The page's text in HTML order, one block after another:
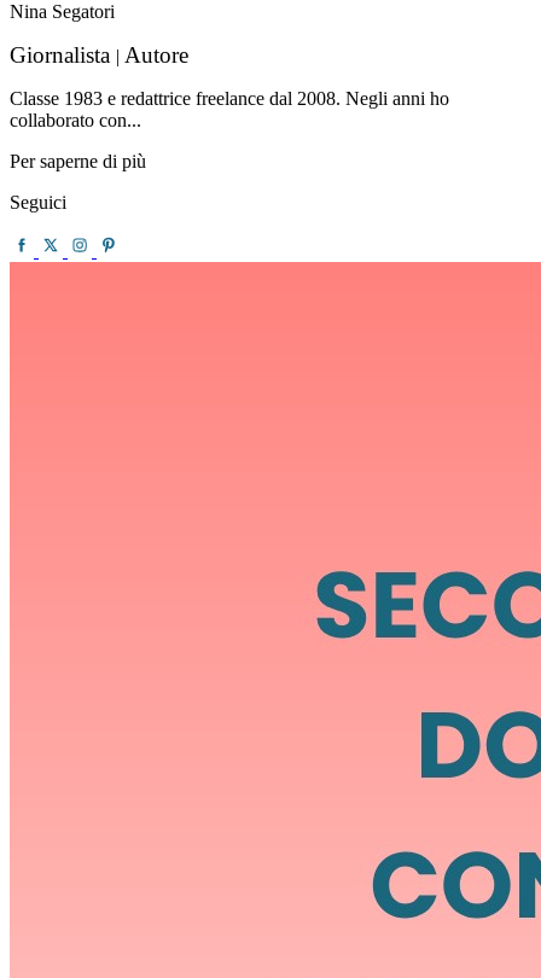
Nina Segatori
Giornalista | Autore
Classe 1983 e redattrice freelance dal 2008. Negli anni ho
collaborato con...
Per saperne di più
Seguici